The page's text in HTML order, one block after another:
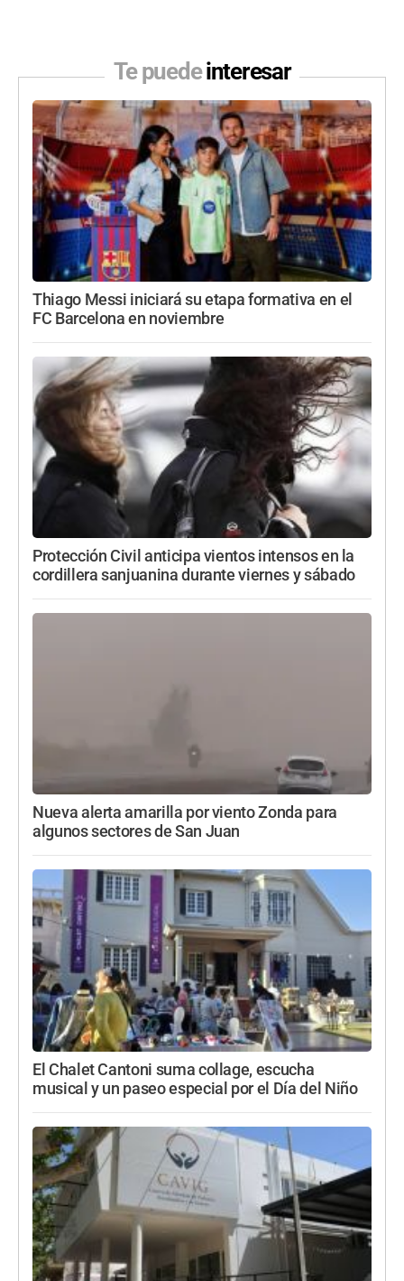
Te puedeinteresar
Thiago Messi iniciará su etapa formativa en el
FC Barcelona en noviembre
Protección Civil anticipa vientos intensos en la
cordillera sanjuanina durante viernes y sábado
Nueva alerta amarilla por viento Zonda para
algunos sectores de San Juan
El Chalet Cantoni suma collage, escucha
musical y un paseo especial por el Día del Niño